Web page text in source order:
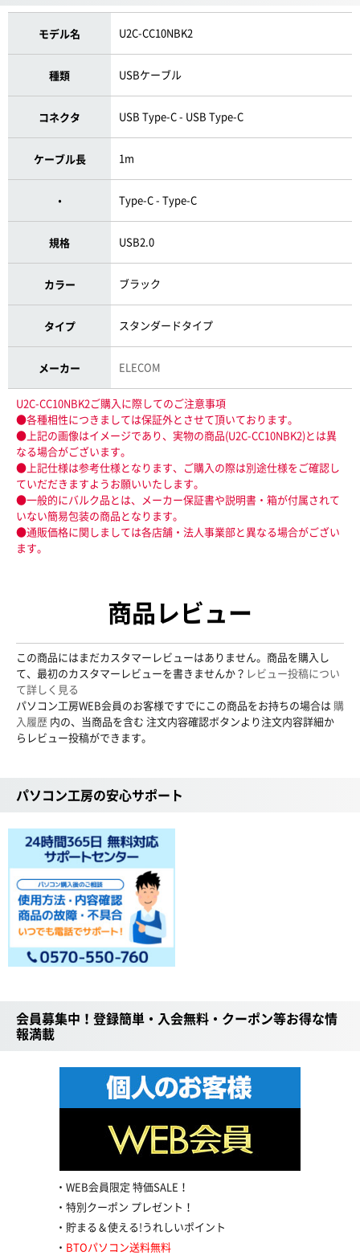
モデル名 U2C-CC10NBK2
種類 USBケーブル
コネクタ USB Type-C - USB Type-C
ケーブル長 1m
・ Type-C - Type-C
規格 USB2.0
カラー ブラック
タイプ スタンダードタイプ
メーカー ELECOM
U2C-CC10NBK2ご購入に際してのご注意事項
●各種相性につきましては保証外とさせて頂いております。
●上記の画像はイメージであり、実物の商品(U2C-CC10NBK2)とは異
なる場合がございます。
●上記仕様は参考仕様となります、ご購入の際は別途仕様をご確認し
ていだだきますようお願いいたします。
●一般的にバルク品とは、メーカー保証書や説明書・箱が付属されて
いない簡易包装の商品となります。
●通販価格に関しましては各店舗・法人事業部と異なる場合がござい
ます。
商品レビュー
この商品にはまだカスタマーレビューはありません。商品を購入し
て、最初のカスタマーレビューを書きませんか？ レビュー投稿につい
て詳しく見る
パソコン工房WEB会員のお客様ですでにこの商品をお持ちの場合は 購
入履歴 内の、当商品を含む 注文内容確認ボタンより注文内容詳細か
らレビュー投稿ができます。
パソコン工房の安心サポート
会員募集中！登録簡単・入会無料・クーポン等お得な情
報満載
WEB会員限定 特価SALE！
特別クーポン プレゼント！
貯まる＆使える!うれしいポイント
BTOパソコン送料無料